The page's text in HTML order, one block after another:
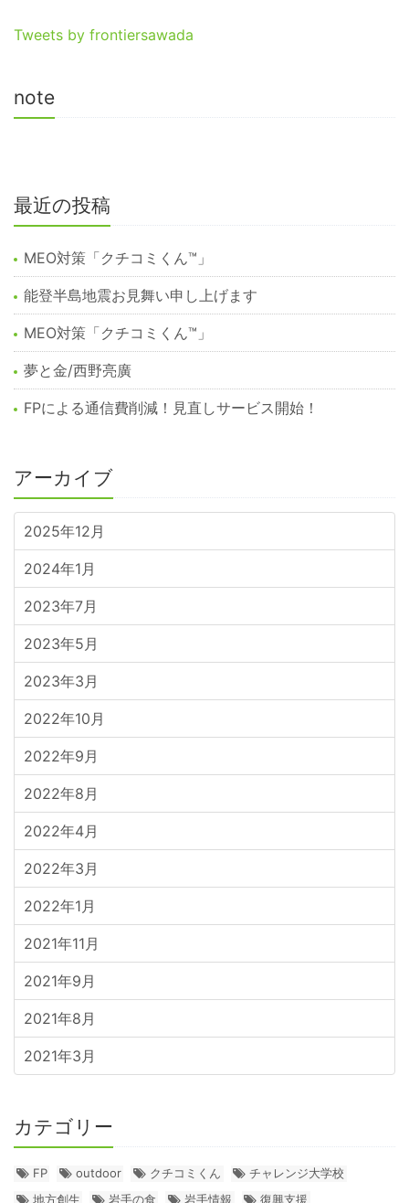
Tweets by frontiersawada
note
最近の投稿
MEO対策「クチコミくん™︎」
能登半島地震お見舞い申し上げます
MEO対策「クチコミくん™️」
夢と金/西野亮廣
FPによる通信費削減！見直しサービス開始！
アーカイブ
2025年12月
2024年1月
2023年7月
2023年5月
2023年3月
2022年10月
2022年9月
2022年8月
2022年4月
2022年3月
2022年1月
2021年11月
2021年9月
2021年8月
2021年3月
カテゴリー
FP outdoor クチコミくん
チャレンジ大学校
地方創生
岩手の食 岩手情報 復興支援